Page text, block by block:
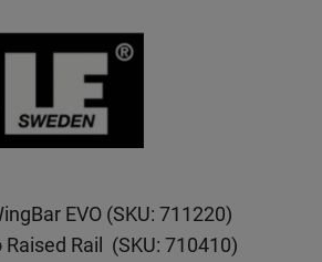
EVO (SKU: 711220)
Rail (SKU: 710410)